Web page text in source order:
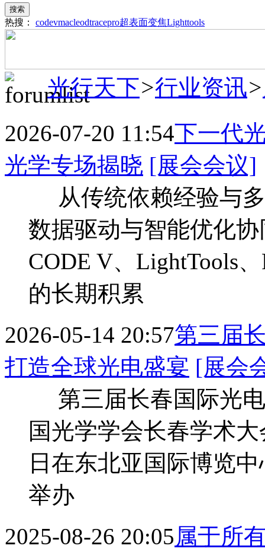
搜索
热搜： codevmacleodtracepro超表面变焦Lighttools
光行天下>行业资讯>
2026-07-20 11:54下一代
光学专场揭晓 [展会会议]
从传统依赖经验与
数据驱动与智能优化
CODE V、LightTools
的长期积累
2026-05-14 20:57第三届
打造全球光电盛宴 [展会
第三届长春国际光
国光学学会长春学术
日在东北亚国际博览
举办
2025-08-26 20:05属于所